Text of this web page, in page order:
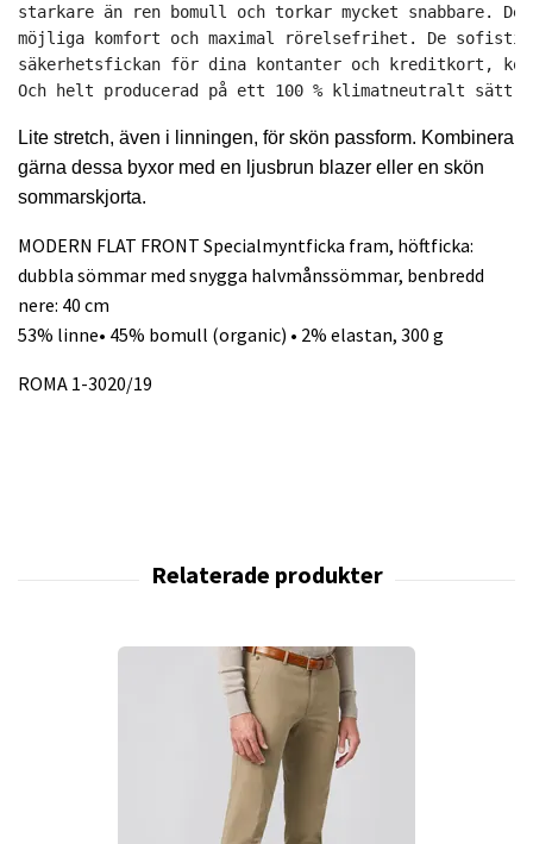
starkare än ren bomull och torkar mycket snabbare.
möjliga komfort och maximal rörelsefrihet. De
säkerhetsfickan för dina kontanter och kreditkort,
Och helt producerad på ett 100 % klimatneutralt sätt,
Lite stretch, även i linningen, för skön passform. Kombinera
gärna dessa byxor med en ljusbrun blazer eller en skön
sommarskjorta.
MODERN FLAT FRONT Specialmyntficka fram, höftficka:
dubbla sömmar med snygga halvmånssömmar, benbredd
nere: 40 cm
53% linne• 45% bomull (organic) • 2% elastan, 300 g
ROMA 1-3020/19